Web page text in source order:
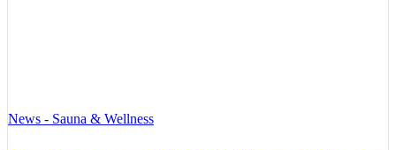
News - Sauna & Wellness